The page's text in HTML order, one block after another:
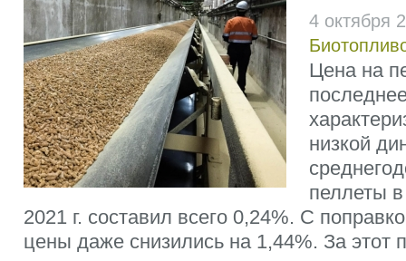
4 октября
Цена на
низкой
пеллеты
2021 г. составил всего 0,24%. С
цены даже снизились на 1,44%. За этот